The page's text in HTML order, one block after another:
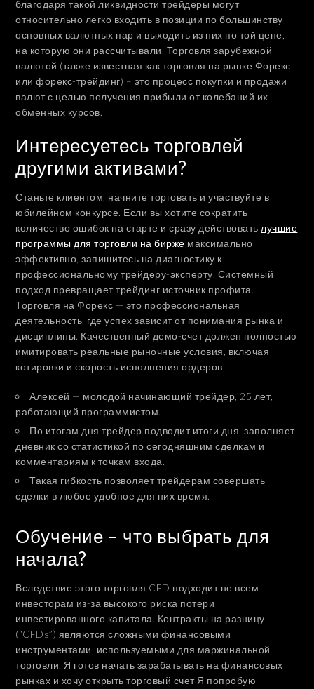
благодаря такой ликвидности трейдеры могут
относительно легко входить в позиции по большинству
основных валютных пар и выходить из них по той цене,
на которую они рассчитывали. Торговля зарубежной
валютой (также известная как торговля на рынке Форекс
или форекс-трейдинг) – это процесс покупки и продажи
валют с целью получения прибыли от колебаний их
обменных курсов.
Интересуетесь торговлей
другими активами?
Станьте клиентом, начните торговать и участвуйте в
юбилейном конкурсе. Если вы хотите сократить
количество ошибок на старте и сразу действовать лучшие
программы для торговли на бирже максимально
эффективно, запишитесь на диагностику к
профессиональному трейдеру-эксперту. Системный
подход превращает трейдинг источник профита.
Торговля на Форекс — это профессиональная
деятельность, где успех зависит от понимания рынка и
дисциплины. Качественный демо-счет должен полностью
имитировать реальные рыночные условия, включая
котировки и скорость исполнения ордеров.
Алексей — молодой начинающий трейдер, 25 лет,
работающий программистом.
По итогам дня трейдер подводит итоги дня, заполняет
дневник со статистикой по сегодняшним сделкам и
комментариям к точкам входа.
Такая гибкость позволяет трейдерам совершать
сделки в любое удобное для них время.
Обучение – что выбрать для
начала?
Вследствие этого торговля CFD подходит не всем
инвесторам из-за высокого риска потери
инвестированного капитала. Контракты на разницу
(“CFDs”) являются сложными финансовыми
инструментами, используемыми для маржинальной
торговли. Я готов начать зарабатывать на финансовых
рынках и хочу открыть торговый счет Я попробую